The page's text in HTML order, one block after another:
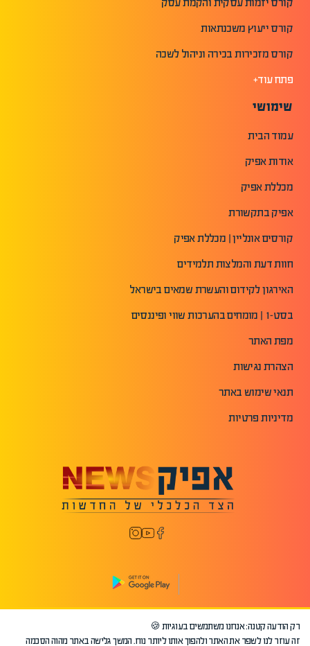
קורס ייעוץ משכנתאות
קורס מזכירות בכירה וניהול לשכה
פתח עוד+
שימושי
עמוד הבית
אודות אפיק
מכללת אפיק
אפיק בתקשורת
קורסים אונליין | מכללת אפיק
חוות דעת והמלצות תלמידים
האירגון לקידום והעשרת שמאים בישראל
בסט-1 | מומחים בהערכות שווי ופיננסים
מפת האתר
הצהרת נגישות
תנאי שימוש באתר
מדיניות פרטיות
©2026 כל הזכויות שמורות לאפיק.
רק הודעה קטנה: אנחנו משתמשים בעוגיות 🍪
זה עוזר לנו לשפר את האתר ולהפוך אותו ליותר נוח. המשך גלישה באתר מהוה הסכמה